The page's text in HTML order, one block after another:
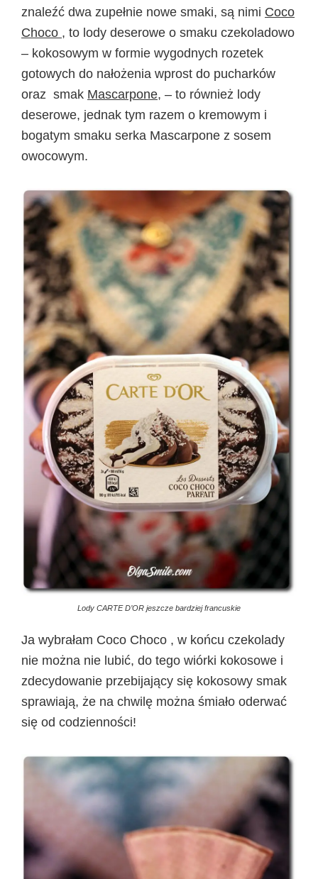
znaleźć dwa zupełnie nowe smaki, są nimi Coco
Choco , to lody deserowe o smaku czekoladowo
– kokosowym w formie wygodnych rozetek
gotowych do nałożenia wprost do pucharków
oraz smak Mascarpone, – to również lody
deserowe, jednak tym razem o kremowym i
bogatym smaku serka Mascarpone z sosem
owocowym.
Lody CARTE D’OR jeszcze bardziej francuskie
Ja wybrałam Coco Choco , w końcu czekolady
nie można nie lubić, do tego wiórki kokosowe i
zdecydowanie przebijający się kokosowy smak
sprawiają, że na chwilę można śmiało oderwać
się od codzienności!